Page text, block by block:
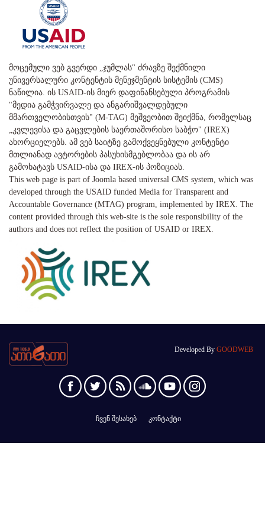
მოცემული ვებ გვერდი „ჯუმლას" ძრავზე შექმნილი
უნივერსალური კონტენტის მენეჯმენტის სისტემის (CMS)
ნაწილია. ის USAID-ის მიერ დაფინანსებული პროგრამის
"მედია გამჭვირვალე და ანგარიშვალდებული
მმართველობისთვის" (M-TAG) მეშვეობით შეიქმნა, რომელსაც
„კვლევისა და გაცვლების საერთაშორისო საბჭო" (IREX)
ახორციელებს. ამ ვებ საიტზე გამოქვეყნებული კონტენტი
მთლიანად ავტორების პასუხისმგებლობაა და ის არ
გამოხატავს USAID-ისა და IREX-ის პოზიციას.
This web page is part of Joomla based universal CMS system, which was
developed through the USAID funded Media for Transparent and
Accountable Governance (MTAG) program, implemented by IREX. The
content provided through this web-site is the sole responsibility of the
authors and does not reflect the position of USAID or IREX.
Developed By GOODWEB
ჩვენ შესახებ კონტაქტი